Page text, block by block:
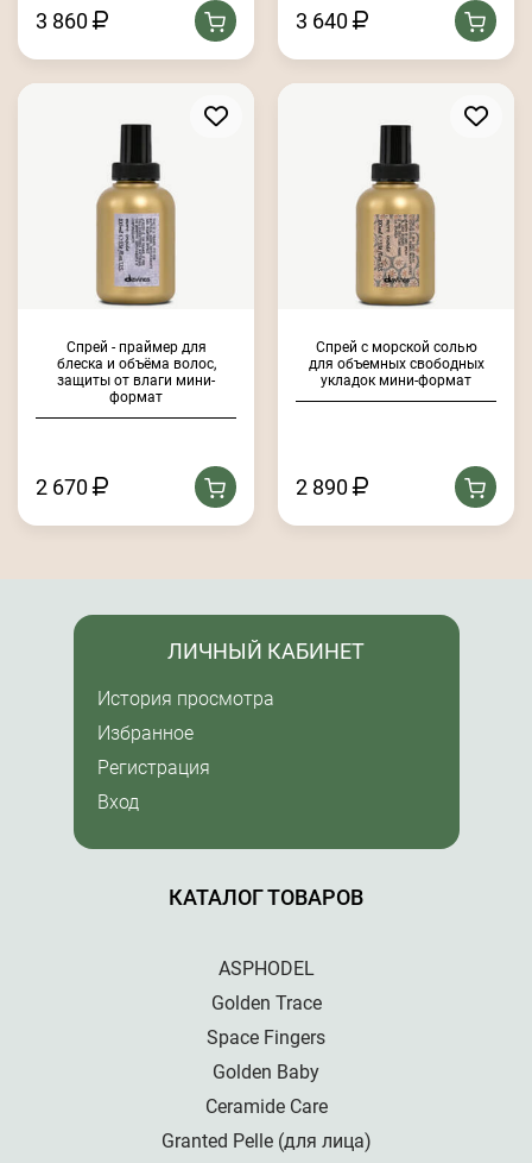
3 860 3 640
Спрей - праймер для
блеска и объёма волос,
защиты от влаги мини-
формат
2 670
Спрей с морской солью
для объемных свободных
укладок мини-формат
2 890
КАТАЛОГ ТОВАРОВ
ASPHODEL
Golden Trace
Space Fingers
Golden Baby
Ceramide Care
Granted Pelle (для лица)
ЛИЧНЫЙ КАБИНЕТ
История просмотра
Избранное
Регистрация
Вход